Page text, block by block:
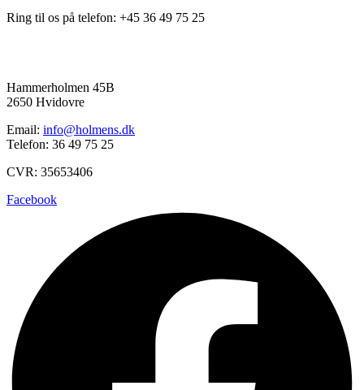
Ring til os på telefon: +45 36 49 75 25
Hammerholmen 45B
2650 Hvidovre
Email: info@holmens.dk
Telefon: 36 49 75 25
CVR: 35653406
Facebook